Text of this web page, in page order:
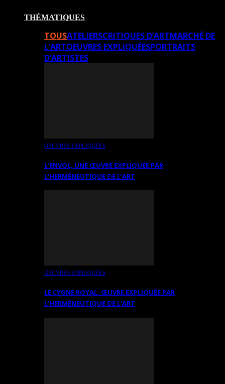
THÉMATIQUES
TOUSATELIERSCRITIQUES D’ARTMARCHÉ DE
L’ARTOEUVRES EXPLIQUÉESPORTRAITS
D’ARTISTES
OEUVRES EXPLIQUÉES
L’ENVOL, UNE ŒUVRE EXPLIQUÉE PAR
L’HERMÉNEUTIQUE DE L’ART
OEUVRES EXPLIQUÉES
LE CYGNE ROYAL. ŒUVRE EXPLIQUÉE PAR
L’HERMÉNEUTIQUE DE L’ART